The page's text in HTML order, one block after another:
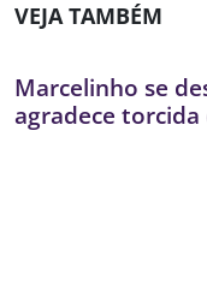
VEJA TAMBÉM
Marcelinho se
agradece torcida